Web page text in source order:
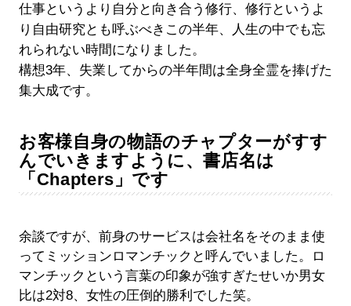
仕事というより自分と向き合う修行、修行というよ
り自由研究とも呼ぶべきこの半年、人生の中でも忘
れられない時間になりました。
構想3年、失業してからの半年間は全身全霊を捧げた
集大成です。
お客様自身の物語のチャプターがすす
んでいきますように、書店名は
「Chapters」です
余談ですが、前身のサービスは会社名をそのまま使
ってミッションロマンチックと呼んでいました。ロ
マンチックという言葉の印象が強すぎたせいか男女
比は2対8、女性の圧倒的勝利でした笑。